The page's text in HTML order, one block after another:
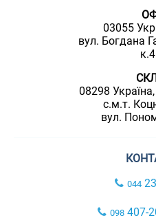
03055
вул. Богдана
08298
с.м.т.
вул.
044
098407-